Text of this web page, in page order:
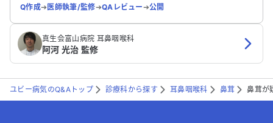
Q作成➔医師執筆/監修➔QAレビュー➔公開
真生会富山病院 耳鼻咽喉科
阿河 光治 監修
ユビー病気のQ&Aトップ 診療科から探す 耳鼻咽喉科 鼻茸 鼻茸が